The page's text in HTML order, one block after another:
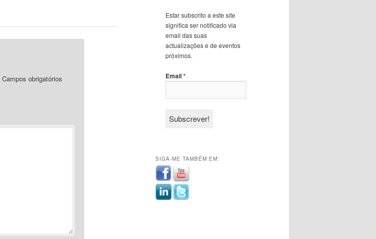
Campos obrigatórios
Estar subscrito a este site
significa ser notificado via
email das suas
actualizações e de eventos
próximos.
Email*
SIGA-ME TAMBÉM EM: